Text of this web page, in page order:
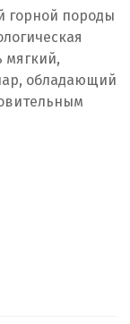
горной породы
мягкий,
обладающий